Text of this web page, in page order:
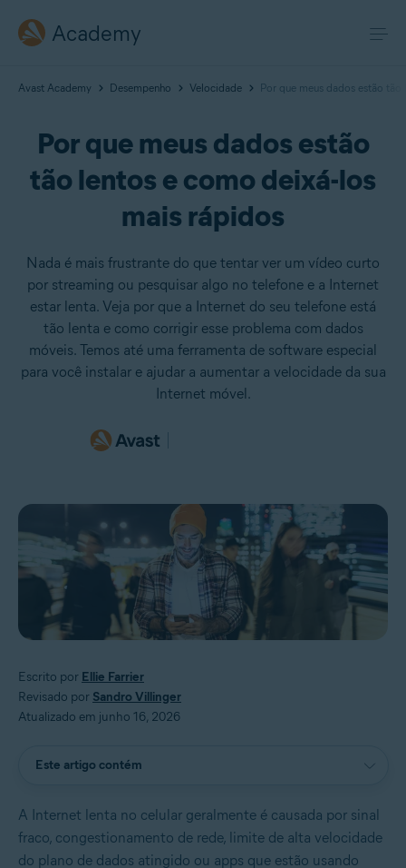
Academy
Avast Academy Desempenho Velocidade Por que meus dados estão
Por que meus dados estão
tão lentos e como deixá-los
mais rápidos
Nada é mais frustrante do que tentar ver um vídeo curto
por streaming ou pesquisar algo no telefone e a Internet
estar lenta. Veja por que a Internet do seu telefone está
tão lenta e como corrigir esse problema com dados
móveis. Temos até uma ferramenta de software especial
para você instalar e ajudar a aumentar a velocidade da sua
Internet móvel.
Escrito por Ellie Farrier
Revisado por Sandro Villinger
Atualizado em junho 16, 2026
Este artigo contém
A Internet lenta no celular geralmente é causada por sinal
fraco, congestionamento de rede, limite de alta velocidade
do plano de dados atingido ou apps que estão usando